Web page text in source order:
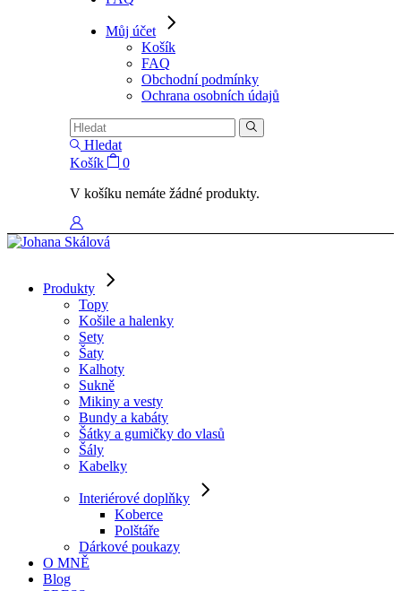
Můj účet
Košík
FAQ
Obchodní podmínky
Ochrana osobních údajů
Hledat
Košík
0
V košíku nemáte žádné produkty.
Produkty
Topy
Košile a halenky
Sety
Šaty
Kalhoty
Sukně
Mikiny a vesty
Bundy a kabáty
Šátky a gumičky do vlasů
Šály
Kabelky
Interiérové doplňky
Koberce
Polštáře
Dárkové poukazy
O MNĚ
Blog